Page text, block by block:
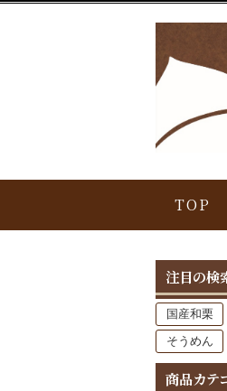
TOP
注目の検
国産和栗
そうめん
商品カテ